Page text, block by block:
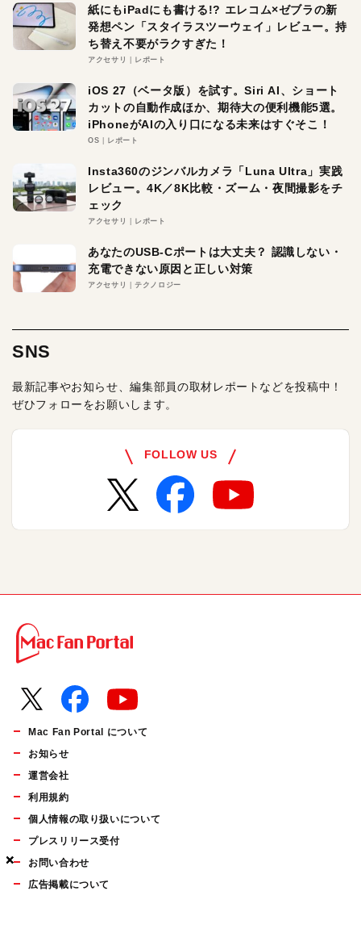
×
×
×
紙にもiPadにも書ける!? エレコム×ゼブラの新
発想ペン「スタイラスツーウェイ」レビュー。持
ち替え不要がラクすぎた！
アクセサリ レポート
iOS 27（ベータ版）を試す。Siri AI、ショート
カットの自動作成ほか、期待大の便利機能5選。
iPhoneがAIの入り口になる未来はすぐそこ！
OS レポート
Insta360のジンバルカメラ「Luna Ultra」実践
レビュー。4K／8K比較・ズーム・夜間撮影をチ
ェック
アクセサリ レポート
あなたのUSB-Cポートは大丈夫？ 認識しない・
充電できない原因と正しい対策
アクセサリ テクノロジー
SNS
最新記事やお知らせ、編集部員の取材レポートなどを投稿中！
ぜひフォローをお願いします。
FOLLOW US
Mac Fan Portal について
お知らせ
運営会社
利用規約
個人情報の取り扱いについて
プレスリリース受付
お問い合わせ
広告掲載について